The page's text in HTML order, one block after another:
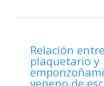
Relación
plaquetario y
veneno de